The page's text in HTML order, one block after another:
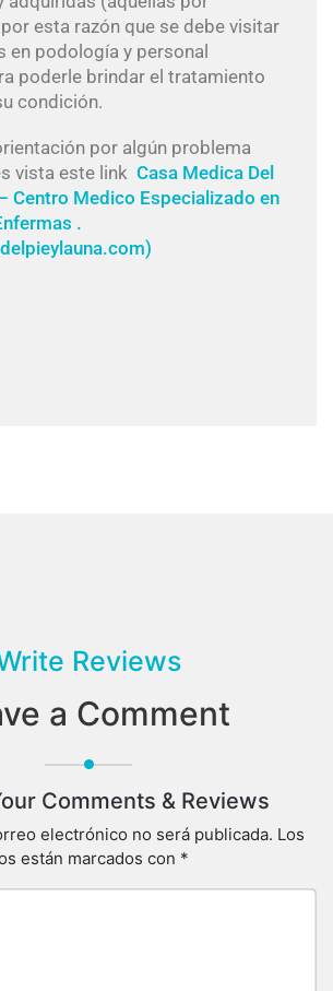
esta razón que se debe visitar
en podología y personal
poderle brindar el tratamiento
condición.
por algún problema
vista este link Casa Medica Del
Centro Medico Especializado en
.
Reviews
a Comment
Comments & Reviews
electrónico no será publicada. Los
están marcados con *